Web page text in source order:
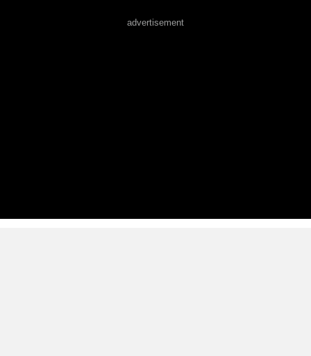
advertisement